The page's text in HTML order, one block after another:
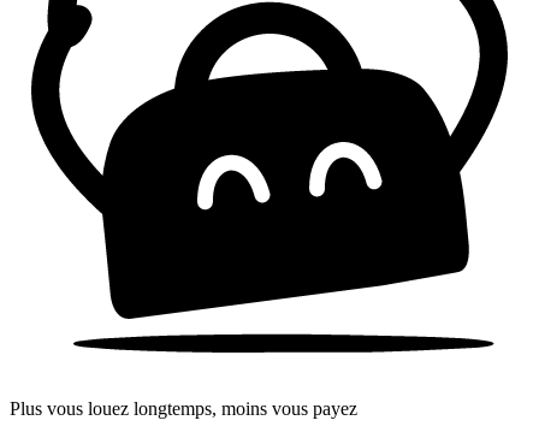
Plus vous louez longtemps, moins vous payez